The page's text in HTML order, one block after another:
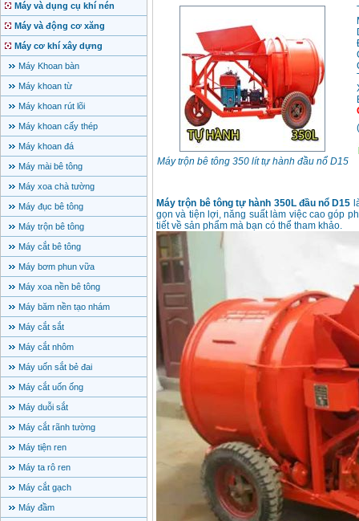
Máy và dụng cụ khí nén
Máy và động cơ xăng
Máy cơ khí xây dựng
Máy Khoan bàn
Máy khoan từ
Máy khoan rút lõi
Máy khoan cấy thép
Máy khoan đá
Máy mài bê tông
Máy xoa chà tường
Máy đục bê tông
Máy trộn bê tông
Máy cắt bê tông
Máy bơm phun vữa
Máy xoa nền bê tông
Máy băm nền tạo nhám
Máy cắt sắt
Máy cắt nhôm
Máy uốn sắt bẻ đai
Máy cắt uốn ống
Máy duỗi sắt
Máy cắt rãnh tường
Máy tiện ren
Máy ta rô ren
Máy cắt gạch
Máy đầm
Máy trộn bê tông 350 lít tự hành đầu nổ D15
(
Máy trộn bê tông tự hành 350L đầu nổ D15
gọn và tiện lợi, năng suất làm việc cao góp
tiết về sản phẩm mà bạn có thể tham khảo.